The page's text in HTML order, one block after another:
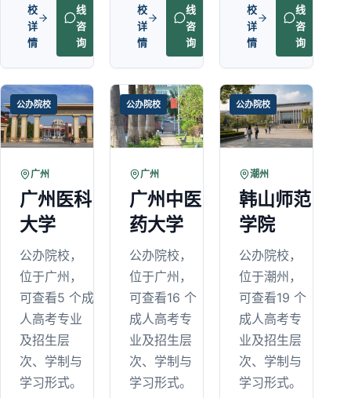
校
详
情
线
咨
询
校
详
情
线
咨
询
校
详
情
线
咨
询
公办院校
广州
广州医科
大学
公办院校，
位于广州，
可查看5 个成
人高考专业
及招生层
次、学制与
学习形式。
公办院校
广州
广州中医
药大学
公办院校，
位于广州，
可查看16 个
成人高考专
业及招生层
次、学制与
学习形式。
公办院校
潮州
韩山师范
学院
公办院校，
位于潮州，
可查看19 个
成人高考专
业及招生层
次、学制与
学习形式。